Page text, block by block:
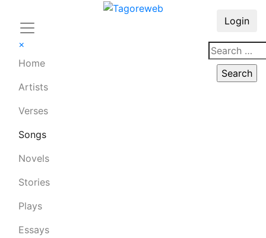
×
Home
Artists
Verses
Songs
Novels
Stories
Plays
Essays
Login